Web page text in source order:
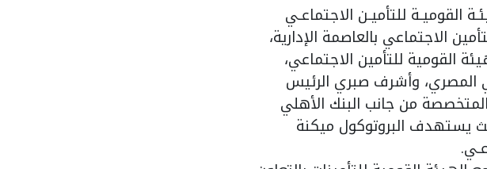
للتأميـن الاجتماعـي
الاجتماعي بالعاصمة الإدارية،
القومية للتأمين الاجتماعي،
المصري، وأشرف صبري الرئيس
من جانب البنك الأهلي
يستهدف البروتوكول ميكنة